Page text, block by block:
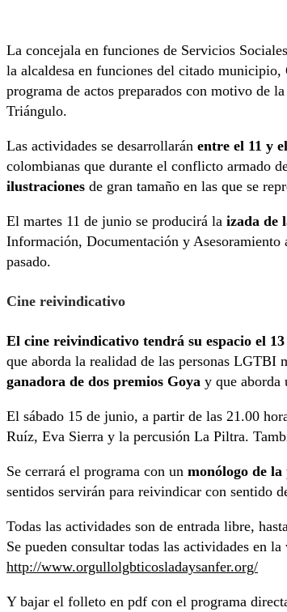
La concejala en funciones de Servicios
la alcaldesa en funciones del citado
programa de actos preparados con motivo de
Triángulo.
Las actividades se desarrollarán entre el 11 y
colombianas que durante el conflicto armado
ilustraciones de gran tamaño en las que se
El martes 11 de junio se producirá la izada de
Información, Documentación y
pasado.
Cine reivindicativo
El cine reivindicativo tendrá su espacio el
que aborda la realidad de las personas
ganadora de dos premios Goya y que aborda
El sábado 15 de junio, a partir de las 21.00
Ruíz, Eva Sierra y la percusión La Piltra.
Se cerrará el programa con un monólogo de
sentidos servirán para reivindicar con sentido
Todas las actividades son de entrada libre,
Se pueden consultar todas las actividades en la
http://www.orgullolgbticosladaysanfer.org/
Y bajar el folleto en pdf con el programa